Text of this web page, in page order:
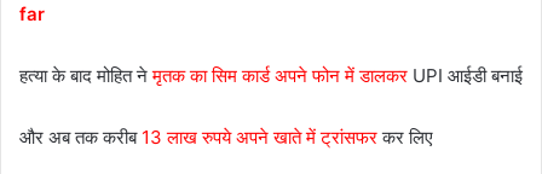
far
हत्या के बाद मोहित नेमृतक का सिम कार्ड अपने फोन में डालकर UPI आईडी बनाई
और अब तक करीब13 लाख रुपये अपने खाते में ट्रांसफरकर लिए